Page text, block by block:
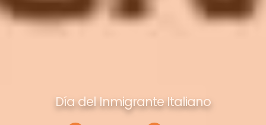
Día del Inmigrante Italiano